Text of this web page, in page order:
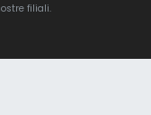
filiali.